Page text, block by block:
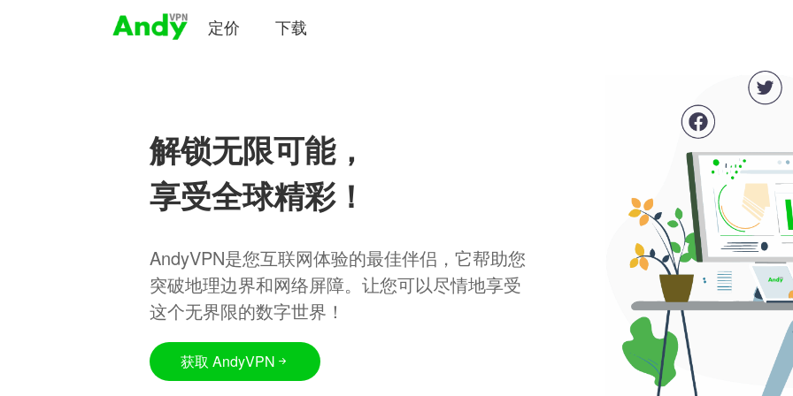
定价 下载
解锁无限可能，
享受全球精彩！
AndyVPN是您互联网体验的最佳伴侣，它帮助您
突破地理边界和网络屏障。让您可以尽情地享受
这个无界限的数字世界！
获取 AndyVPN